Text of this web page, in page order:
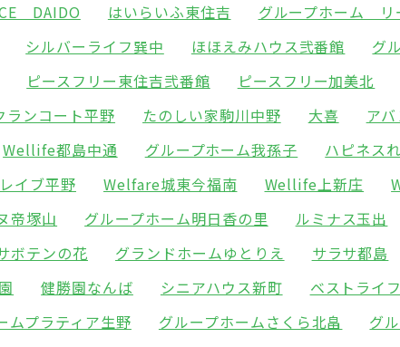
DAIDO はいらいふ東住吉 グループホーム リ
シルバーライフ巽中 ほほえみハウス弐番館
グ
ピースフリー東住吉弐番館 ピースフリー加美北
ランコート平野 たのしい家駒川中野 大喜
ア
Wellife都島中通 グループホーム我孫子 ハピネス
イブ平野 Welfare城東今福南 Wellife上新庄
帝塚山 グループホーム明日香の里 ルミナス玉出
ボテンの花 グランドホームゆとりえ サラサ都島
健勝園なんば シニアハウス新町 ベストライ
ムプラティア生野 グループホームさくら北畠
グ